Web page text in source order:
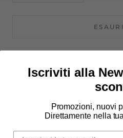
PRODOTTI
Iscriviti alla
Promozioni, nuovi
Direttamente nella